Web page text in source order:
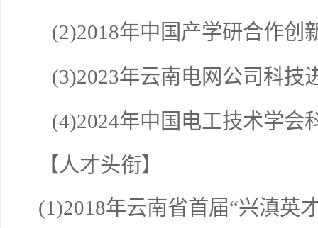
(2)2018年中国产学研合作创
(3)2023年云南电网公司科技
(4)2024年中国电工技术学会
【人才头衔】
(1)2018年云南省首届“兴滇英